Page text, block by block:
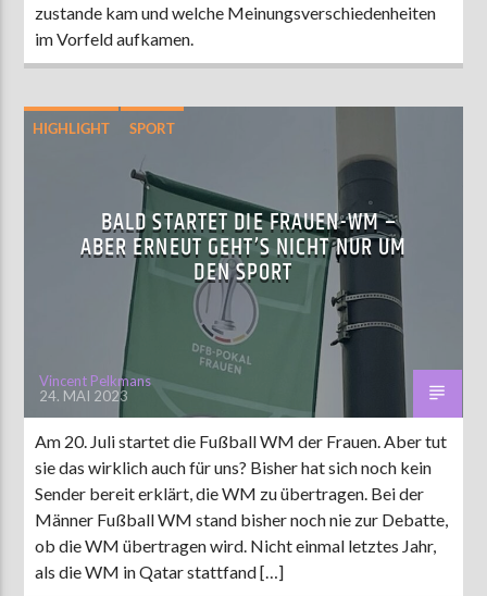
zustande kam und welche Meinungsverschiedenheiten
im Vorfeld aufkamen.
HIGHLIGHT SPORT
BALD STARTET DIE FRAUEN-WM –
ABER ERNEUT GEHT’S NICHT NUR UM
DEN SPORT
Vincent Pelkmans
24. MAI 2023
Am 20. Juli startet die Fußball WM der Frauen. Aber tut
sie das wirklich auch für uns? Bisher hat sich noch kein
Sender bereit erklärt, die WM zu übertragen. Bei der
Männer Fußball WM stand bisher noch nie zur Debatte,
ob die WM übertragen wird. Nicht einmal letztes Jahr,
als die WM in Qatar stattfand […]